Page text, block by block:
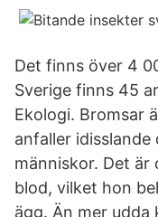
Det finns över 4
Sverige finns 45
Ekologi. Bromsar
anfaller
människor. Det är
blod, vilket hon
ägg. Än mer